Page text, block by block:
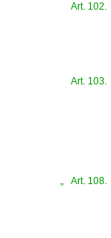
Art. 102.
Art. 103.
„ Art. 108.